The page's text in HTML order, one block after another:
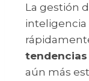
La gestión
inteligencia
aún más